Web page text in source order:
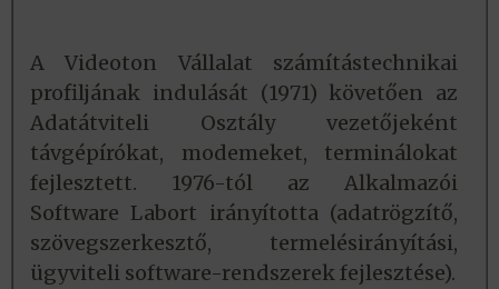
A Videoton Vállalat számítástechnikai
profiljának indulását (1971) követően az
Adatátviteli Osztály vezetőjeként
távgépírókat, modemeket, terminálokat
fejlesztett. 1976-tól az Alkalmazói
Software Labort irányította (adatrögzítő,
szövegszerkesztő, termelésirányítási,
ügyviteli software-rendszerek fejlesztése).